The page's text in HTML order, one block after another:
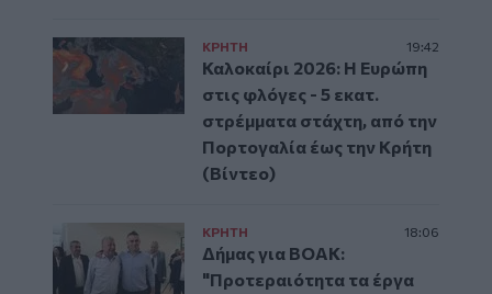
ΚΡΗΤΗ 19:42
Καλοκαίρι 2026: Η Ευρώπη
στις φλόγες - 5 εκατ.
στρέμματα στάχτη, από την
Πορτογαλία έως την Κρήτη
(Βίντεο)
ΚΡΗΤΗ 18:06
Δήμας για ΒΟΑΚ:
"Προτεραιότητα τα έργα